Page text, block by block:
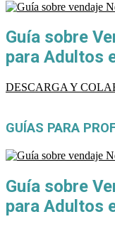
Guía sobre
para Adultos
DESCARGA Y
GUÍAS PARA
Guía sobre
para Adultos